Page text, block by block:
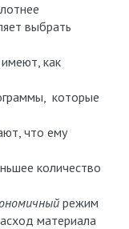
выбрать
как
которые
что ему
количество
режим
материала